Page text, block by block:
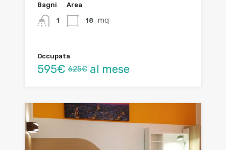
Bagni
1
Area
18 mq
Occupata
595€ 625€ al mese